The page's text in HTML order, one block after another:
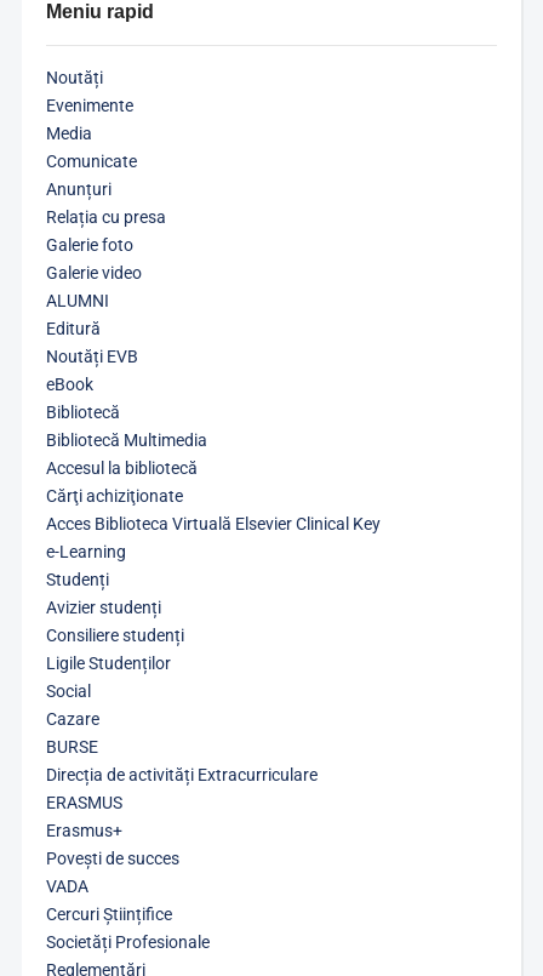
Meniu rapid
Noutăți
Evenimente
Media
Comunicate
Anunțuri
Relația cu presa
Galerie foto
Galerie video
ALUMNI
Editură
Noutăți EVB
eBook
Bibliotecă
Bibliotecă Multimedia
Accesul la bibliotecă
Cărţi achiziţionate
Acces Biblioteca Virtuală Elsevier Clinical Key
e-Learning
Studenți
Avizier studenți
Consiliere studenți
Ligile Studenților
Social
Cazare
BURSE
Direcția de activități Extracurriculare
ERASMUS
Erasmus+
Povești de succes
VADA
Cercuri Științifice
Societăți Profesionale
Reglementări